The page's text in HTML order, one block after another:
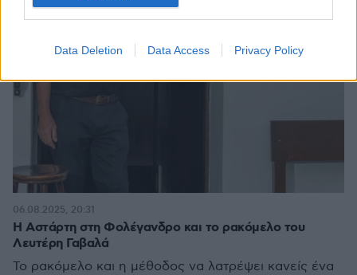
Data Deletion Data Access Privacy Policy
Η Αστάρτη στη Φολέγανδρο και το ρακόμελο του
Λευτέρη Γαβαλά
Το ρακόμελο και η μέθοδος να λατρέψει κανείς ένα
06.08.2025, 20:31